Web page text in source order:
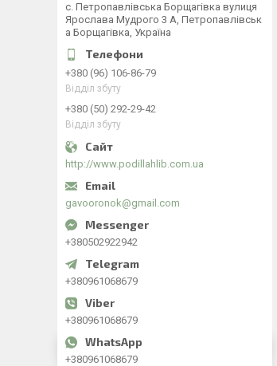
с. Петропавлівська Борщагівка вулиця
Ярослава Мудрого 3 А, Петропавлівськ
а Борщагівка, Україна
+380 (96) 106-86-79
Відділ збуту
+380 (50) 292-29-42
Відділ збуту
http://www.podillahlib.com.ua
gavooronok@gmail.com
+380502922942
+380961068679
+380961068679
+380961068679